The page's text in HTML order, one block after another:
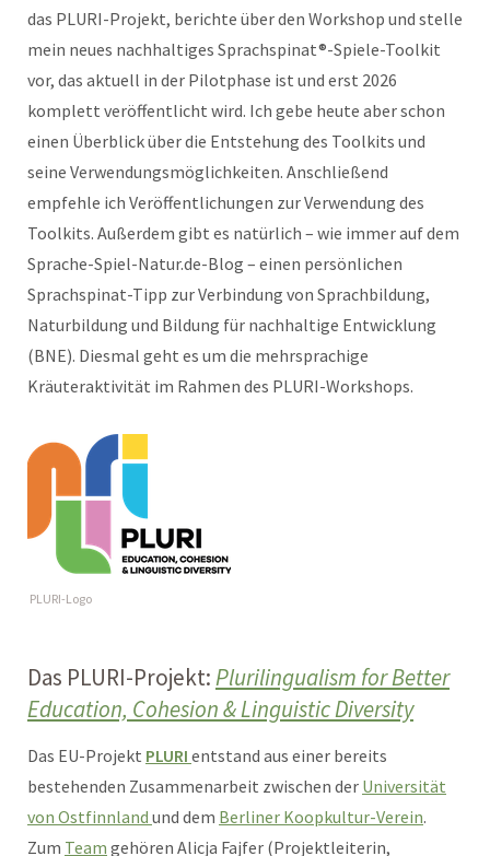
das PLURI-Projekt, berichte über den Workshop und stelle
mein neues nachhaltiges Sprachspinat®-Spiele-Toolkit
vor, das aktuell in der Pilotphase ist und erst 2026
komplett veröffentlicht wird. Ich gebe heute aber schon
einen Überblick über die Entstehung des Toolkits und
seine Verwendungsmöglichkeiten. Anschließend
empfehle ich Veröffentlichungen zur Verwendung des
Toolkits. Außerdem gibt es natürlich – wie immer auf dem
Sprache-Spiel-Natur.de-Blog – einen persönlichen
Sprachspinat-Tipp zur Verbindung von Sprachbildung,
Naturbildung und Bildung für nachhaltige Entwicklung
(BNE). Diesmal geht es um die mehrsprachige
Kräuteraktivität im Rahmen des PLURI-Workshops.
PLURI-Logo
Das PLURI-Projekt:Plurilingualism for Better
Education, Cohesion & Linguistic Diversity
Das EU-Projekt PLURI entstand aus einer bereits
bestehenden Zusammenarbeit zwischen der Universität
von Ostfinnland und dem Berliner Koopkultur-Verein.
Zum Team gehören Alicja Fajfer (Projektleiterin,